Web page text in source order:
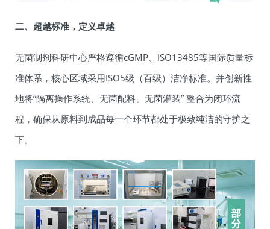
二、超越标准，定义卓越
无菌制剂科研中心严格遵循cGMP、ISO13485等国际质量标
准体系，核心区域采用ISO5级（百级）洁净标准。并创新性
地将“隔离操作系统、无菌配料、无菌灌装” 整合为闭环流
程，确保从原料到成品每一个环节都处于极致纯洁的守护之
下。